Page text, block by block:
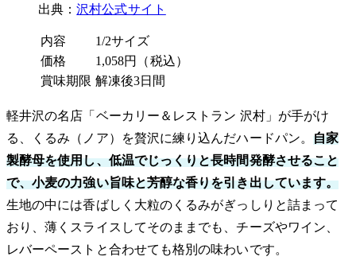
出典：沢村公式サイト
内容
1/2サイズ
価格
1,058円（税込）
賞味期限 解凍後3日間
軽井沢の名店「ベーカリー＆レストラン 沢村」が手がけ
る、くるみ（ノア）を贅沢に練り込んだハードパン。 自家
製酵母を使用し、低温でじっくりと長時間発酵させること
で、小麦の力強い旨味と芳醇な香りを引き出しています。
生地の中には香ばしく大粒のくるみがぎっしりと詰まって
おり、薄くスライスしてそのままでも、チーズやワイン、
レバーペーストと合わせても格別の味わいです。